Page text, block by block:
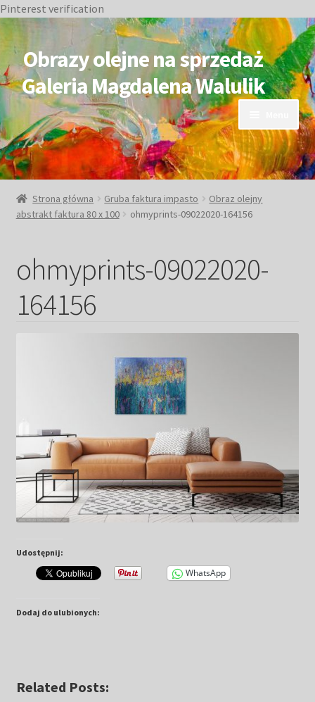
Pinterest verification
do
nawigacji
do
treści
Obrazy olejne na sprzedaż
Galeria Magdalena Walulik
OBRAZY DOSTĘPNE
Duże obrazy
Małe obrazy
Postacie
Obrazy abstrakcyjne
Tarot
Wabi sabi
Aukcja
O mnie
Strona główna Gruba faktura impasto
Obraz olejny
abstrakt faktura 80 x 100
ohmyprints-09022020-164156
ohmyprints-09022020-
164156
Udostępnij:
WhatsApp
Dodaj do ulubionych:
Related Posts: